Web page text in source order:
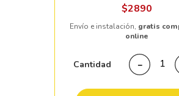
$2890
Envío e instalación, gratis
online
Cantidad －